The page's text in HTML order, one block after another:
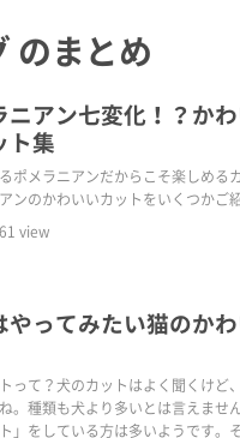
のまとめ
ニアン七変化！？か
ト集
ポメラニアンだからこそ楽しめる
ンのかわいいカットをいくつかご
view
やってみたい猫のか
って？犬のカットはよく聞くけど
。種類も犬より多いとは言えませ
」をしている方は多いようです。